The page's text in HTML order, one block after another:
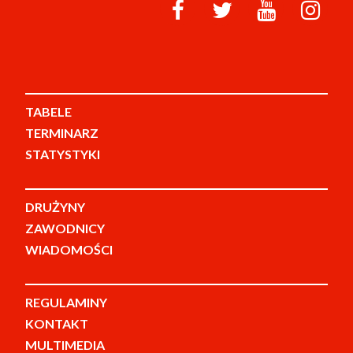
TABELE
TERMINARZ
STATYSTYKI
DRUŻYNY
ZAWODNICY
WIADOMOŚCI
REGULAMINY
KONTAKT
MULTIMEDIA